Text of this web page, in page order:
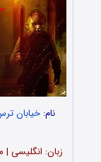
نام:خیابان ترس